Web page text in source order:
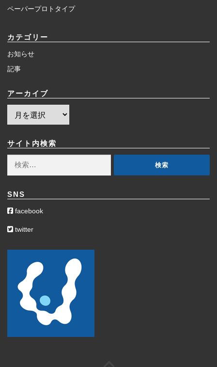
ペーパープロトタイプ
カテゴリー
お知らせ
記事
アーカイブ
イ
ブ
サイト内検索
SNS
facebook
twitter